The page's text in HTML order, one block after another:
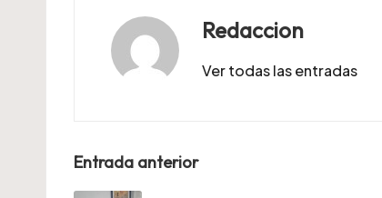
Redaccion
Ver todas las entradas
Navegación
Entrada anterior